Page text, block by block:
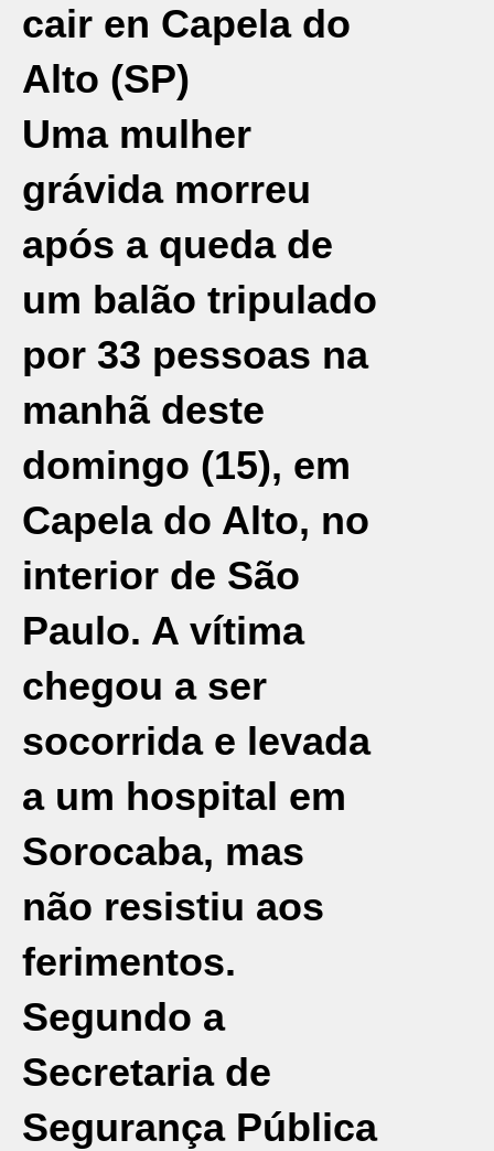
cair en Capela do
Alto (SP)
Uma mulher
grávida morreu
após a queda de
um balão tripulado
por 33 pessoas na
manhã deste
domingo (15), em
Capela do Alto, no
interior de São
Paulo. A vítima
chegou a ser
socorrida e levada
a um hospital em
Sorocaba, mas
não resistiu aos
ferimentos.
Segundo a
Secretaria de
Segurança Pública